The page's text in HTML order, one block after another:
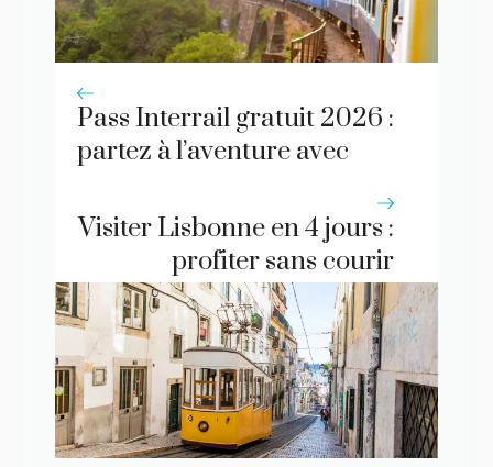
Pass Interrail gratuit 2026 :
partez à l’aventure avec
Visiter Lisbonne en 4 jours :
profiter sans courir